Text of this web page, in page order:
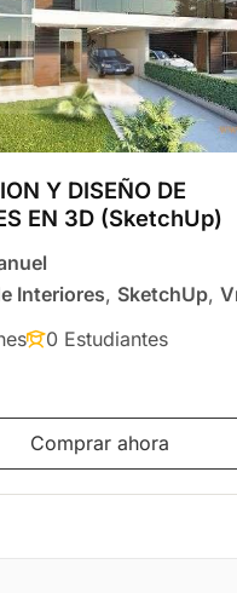
Y DISEÑO DE
EN 3D (SketchUp)
Interiores, SketchUp,
0 Estudiantes
Comprar ahora